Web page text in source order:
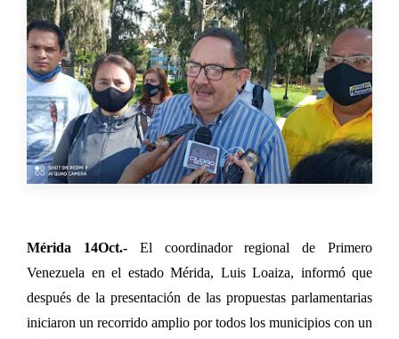
Mérida 14Oct.-El coordinador regional de Primero
Venezuela en el estado Mérida, Luis Loaiza, informó que
después de la presentación de las propuestas parlamentarias
iniciaron un recorrido amplio por todos los municipios con un